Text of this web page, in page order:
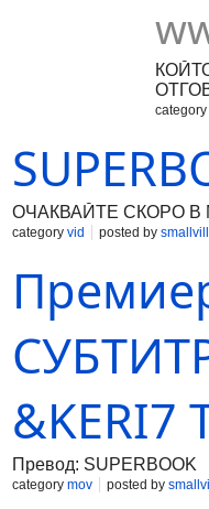
category
ОЧАКВАЙТЕ СКОРО В
category vid posted by
&KERI7
Превод: SUPERBOOK
category mov posted by